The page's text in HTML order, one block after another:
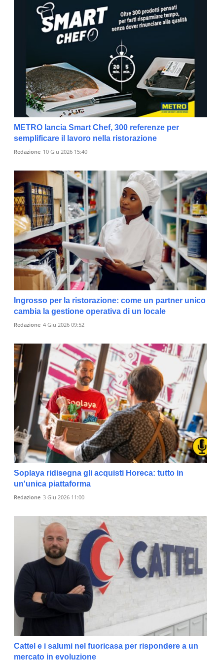
METRO lancia Smart Chef, 300 referenze per
semplificare il lavoro nella ristorazione
Redazione 10 Giu 2026 15:40
Ingrosso per la ristorazione: come un partner unico
cambia la gestione operativa di un locale
Redazione 4 Giu 2026 09:52
Soplaya ridisegna gli acquisti Horeca: tutto in
un'unica piattaforma
Redazione 3 Giu 2026 11:00
Cattel e i salumi nel fuoricasa per rispondere a un
mercato in evoluzione